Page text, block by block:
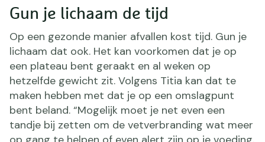
Gun je lichaam de tijd
Op een gezonde manier afvallen kost tijd. Gun je
lichaam dat ook. Het kan voorkomen dat je op
een plateau bent geraakt en al weken op
hetzelfde gewicht zit. Volgens Titia kan dat te
maken hebben met dat je op een omslagpunt
bent beland. “Mogelijk moet je net even een
tandje bij zetten om de vetverbranding wat meer